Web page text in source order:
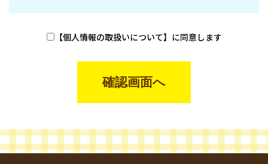
【個人情報の取扱いについて】に同意します